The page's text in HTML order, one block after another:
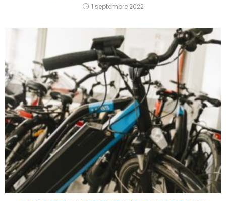
1 septembre 2022